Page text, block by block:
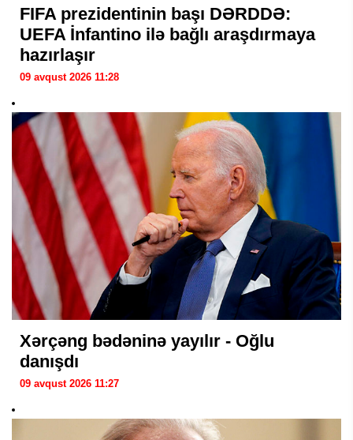
FIFA prezidentinin başı DƏRDDƏ:
UEFA İnfantino ilə bağlı araşdırmaya
hazırlaşır
09 avqust 2026 11:28
Xərçəng bədəninə yayılır - Oğlu
danışdı
09 avqust 2026 11:27